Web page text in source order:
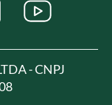
- CNPJ